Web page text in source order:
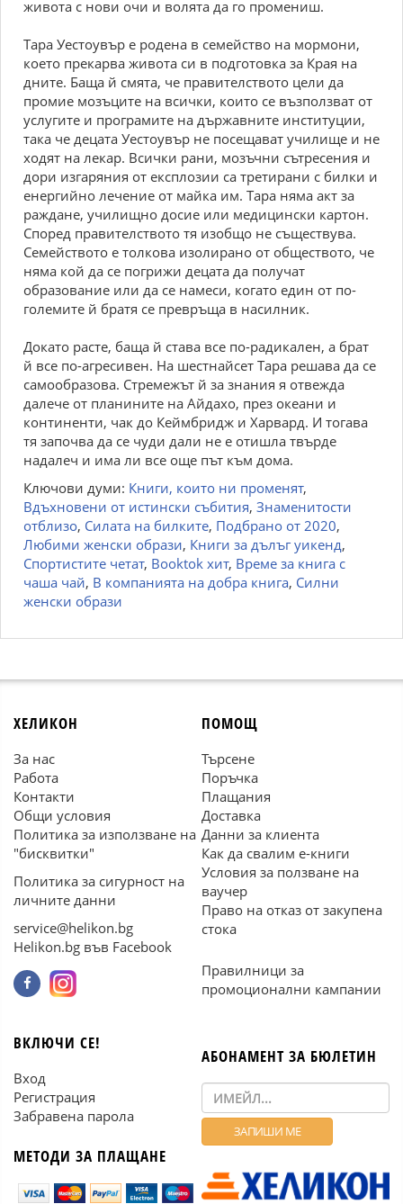
живота с нови очи и волята да го промениш.
Тара Уестоувър е родена в семейство на мормони,
което прекарва живота си в подготовка за Края на
дните. Баща й смята, че правителството цели да
промие мозъците на всички, които се възползват от
услугите и програмите на държавните институции,
така че децата Уестоувър не посещават училище и не
ходят на лекар. Всички рани, мозъчни сътресения и
дори изгаряния от експлозии са третирани с билки и
енергийно лечение от майка им. Тара няма акт за
раждане, училищно досие или медицински картон.
Според правителството тя изобщо не съществува.
Семейството е толкова изолирано от обществото, че
няма кой да се погрижи децата да получат
образование или да се намеси, когато един от по-
големите й братя се превръща в насилник.
Докато расте, баща й става все по-радикален, а брат
й все по-агресивен. На шестнайсет Тара решава да се
самообразова. Стремежът й за знания я отвежда
далече от планините на Айдахо, през океани и
континенти, чак до Кеймбридж и Харвард. И тогава
тя започва да се чуди дали не е отишла твърде
надалеч и има ли все още път към дома.
Ключови думи: Книги, които ни променят,
Вдъхновени от истински събития, Знаменитости
отблизо, Силата на билките, Подбрано от 2020,
Любими женски образи, Книги за дълъг уикенд,
Спортистите четат, Booktok хит, Време за книга с
чаша чай, В компанията на добра книга, Силни
женски образи
ХЕЛИКОН
За нас
Работа
Контакти
Общи условия
Политика за използване на
"бисквитки"
Политика за сигурност на
личните данни
service@helikon.bg
Helikon.bg във Facebook
ПОМОЩ
Търсене
Поръчка
Плащания
Доставка
Данни за клиента
Как да свалим е-книги
Условия за ползване на
ваучер
Право на отказ от закупена
стока
Правилници за
промоционални кампании
ВКЛЮЧИ СЕ!
Вход
Регистрация
Забравена парола
МЕТОДИ ЗА ПЛАЩАНЕ
АБОНАМЕНТ ЗА БЮЛЕТИН